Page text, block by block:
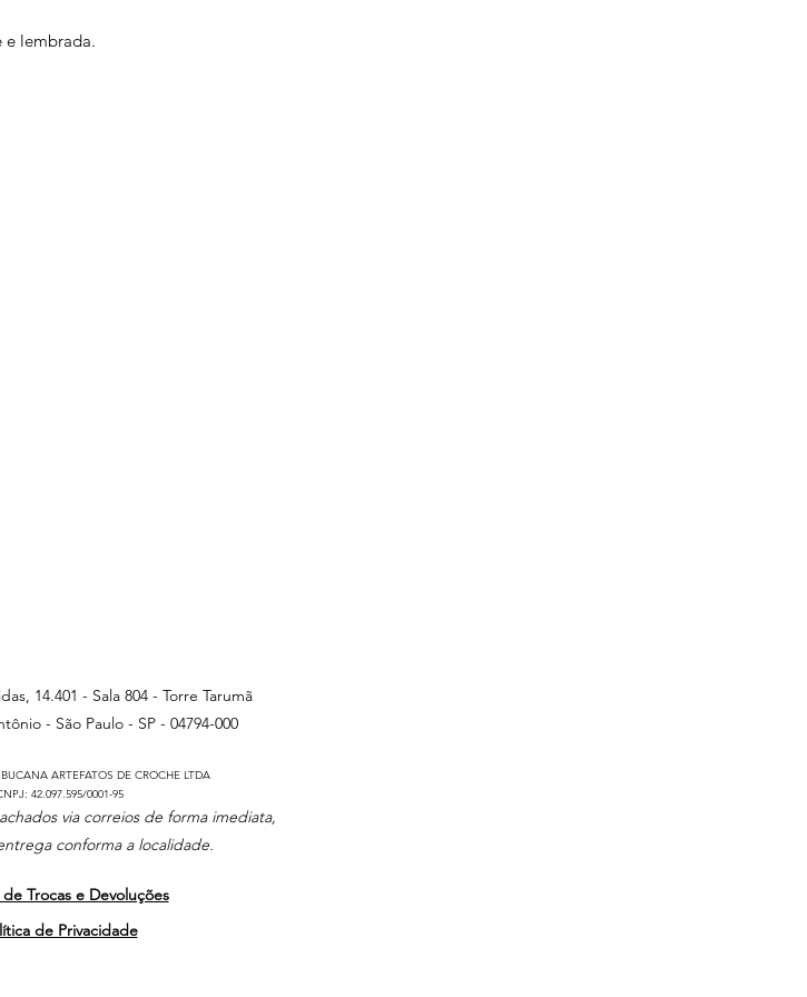
e lembrada.
14.401 - Sala 804 - Torre Tarumã
- São Paulo - SP - 04794-000
ARTEFATOS DE CROCHE LTDA
42.097.595/0001-95
via correios de forma imediata,
conforma a localidade.
de Trocas e Devoluções
de Privacidade